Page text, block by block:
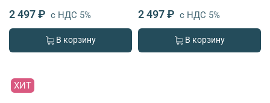
2 497 ₽ с НДС 5%
В корзину
2 497 ₽ с НДС 5%
В корзину
ХИТ